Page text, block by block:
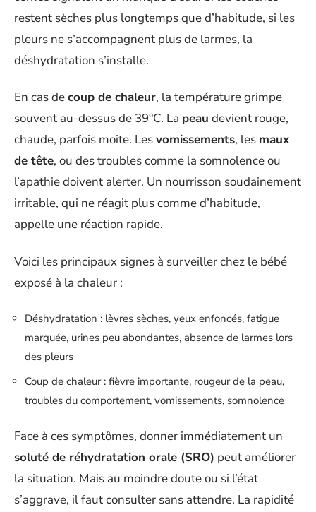
restent sèches plus longtemps que d’habitude, si les
pleurs ne s’accompagnent plus de larmes, la
déshydratation s’installe.
En cas decoup de chaleur, la température grimpe
souvent au-dessus de 39°C. La peau devient rouge,
chaude, parfois moite. Lesvomissements, les maux
de tête, ou des troubles comme la somnolence ou
l’apathie doivent alerter. Un nourrisson soudainement
irritable, qui ne réagit plus comme d’habitude,
appelle une réaction rapide.
Voici les principaux signes à surveiller chez le bébé
exposé à la chaleur :
Déshydratation : lèvres sèches, yeux enfoncés, fatigue
marquée, urines peu abondantes, absence de larmes lors
des pleurs
Coup de chaleur : fièvre importante, rougeur de la peau,
troubles du comportement, vomissements, somnolence
Face à ces symptômes, donner immédiatement un
soluté de réhydratation orale (SRO) peut améliorer
la situation. Mais au moindre doute ou si l’état
s’aggrave, il faut consulter sans attendre. La rapidité